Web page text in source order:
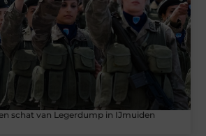
schat van Legerdump in IJmuiden